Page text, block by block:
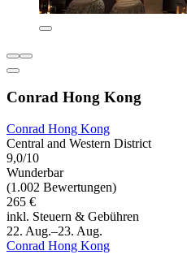
Conrad Hong Kong
Conrad Hong Kong
Central and Western District
9,0/10
Wunderbar
(1.002 Bewertungen)
265 €
inkl. Steuern & Gebühren
22. Aug.–23. Aug.
Conrad Hong Kong